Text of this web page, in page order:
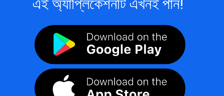
এই অ্যাপ্লিকেশনটি এখনই পান!